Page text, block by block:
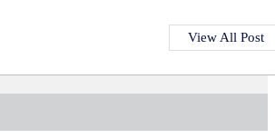
View All Post